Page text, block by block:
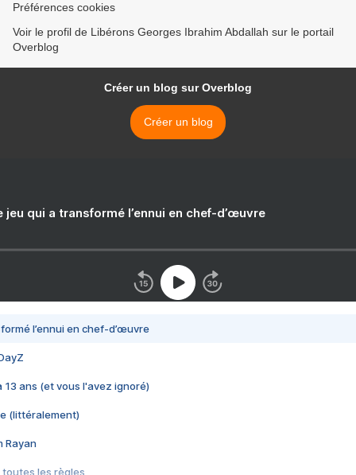
Préférences cookies
Voir le profil de Libérons Georges Ibrahim Abdallah sur le portail
Overblog
Créer un blog sur Overblog
Créer un blog
jeu qui a transformé l’ennui en chef-d’œuvre
l’ennui en chef-d’œuvre
13 ans (et vous l'avez ignoré)
(littéralement)
Rayan
toutes les règles